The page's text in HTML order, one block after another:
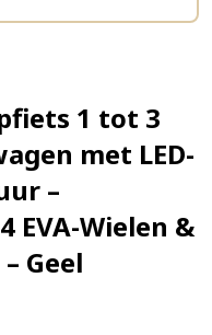
1 tot 3
met LED-
–
EVA-Wielen &
Geel